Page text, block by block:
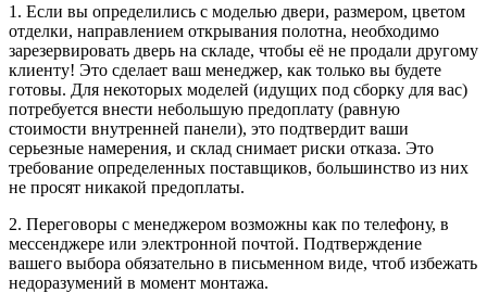
1. Если вы определились с моделью двери, размером, цветом
отделки, направлением открывания полотна, необходимо
зарезервировать дверь на складе, чтобы её не продали другому
клиенту! Это сделает ваш менеджер, как только вы будете
готовы. Для некоторых моделей (идущих под сборку для вас)
потребуется внести небольшую предоплату (равную
стоимости внутренней панели), это подтвердит ваши
серьезные намерения, и склад снимает риски отказа. Это
требование определенных поставщиков, большинство из них
не просят никакой предоплаты.
2. Переговоры с менеджером возможны как по телефону, в
мессенджере или электронной почтой. Подтверждение
вашего выбора обязательно в письменном виде, чтоб избежать
недоразумений в момент монтажа.